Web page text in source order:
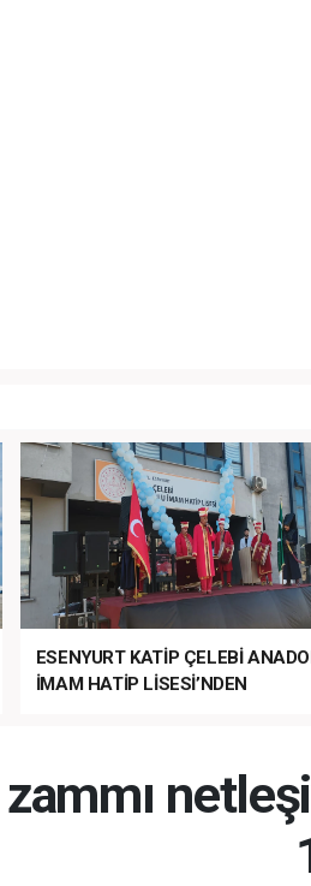
ESENYURT KATİP ÇELEBİ
İMAM HATİP LİSESİ’NDEN